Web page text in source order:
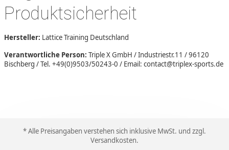
Produktsicherheit
Hersteller: Lattice Training Deutschland
Verantwortliche Person: Triple X GmbH / Industriestr.11 / 96120
Bischberg / Tel. +49(0)9503/50243-0 / Email: contact@triplex-sports.de
* Alle Preisangaben verstehen sich inklusive MwSt. und zzgl.
Versandkosten.